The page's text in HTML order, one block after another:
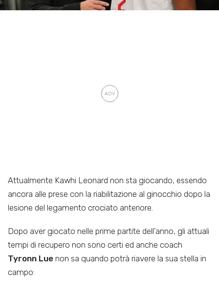
Attualmente Kawhi Leonard non sta giocando, essendo
ancora alle prese con la riabilitazione al ginocchio dopo la
lesione del legamento crociato anteriore.
Dopo aver giocato nelle prime partite dell’anno, gli attuali
tempi di recupero non sono certi ed anche coach
Tyronn Lue non sa quando potrà riavere la sua stella in
campo: